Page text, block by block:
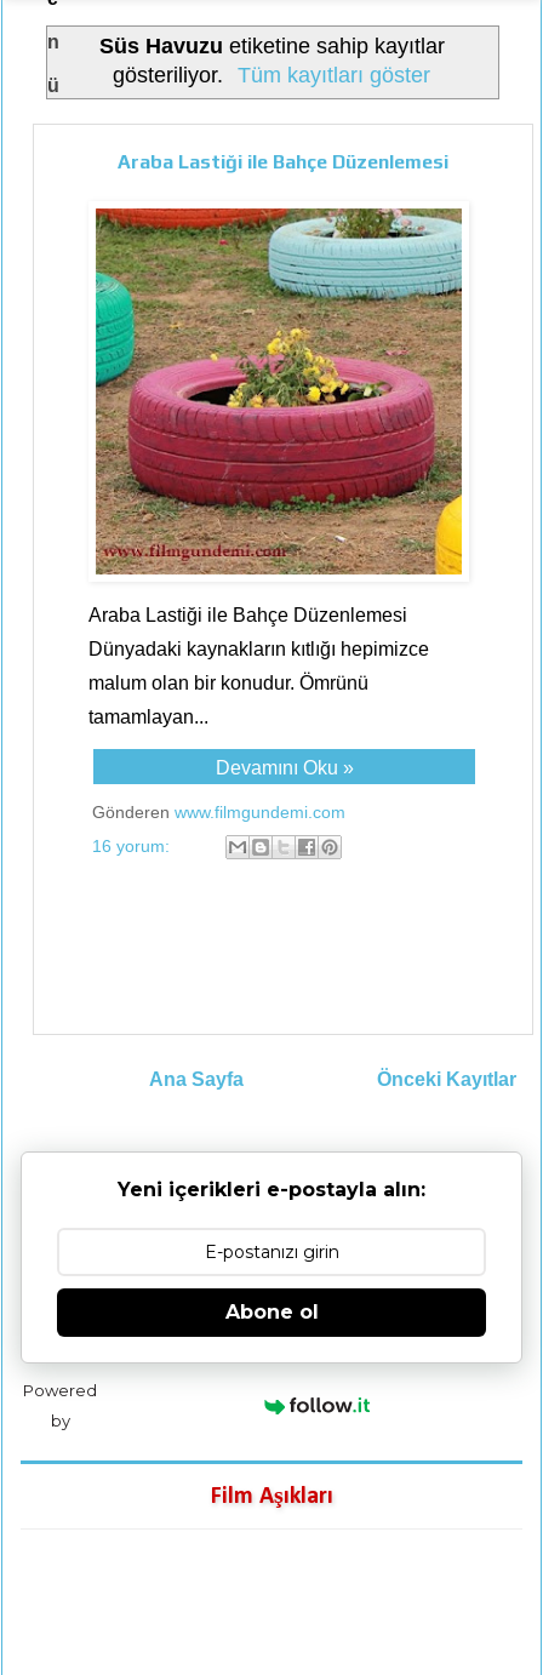
n
ü
Süs Havuzu etiketine sahip kayıtlar
gösteriliyor.
Tüm kayıtları göster
Araba Lastiği ile Bahçe Düzenlemesi
Araba Lastiği ile Bahçe Düzenlemesi
Dünyadaki kaynakların kıtlığı hepimizce
malum olan bir konudur. Ömrünü
tamamlayan...
Devamını Oku »
Gönderen www.filmgundemi.com
16 yorum:
Önceki Kayıtlar
Ana Sayfa
Yeni içerikleri e-postayla alın:
Abone ol
Powered
by
Film Aşıkları